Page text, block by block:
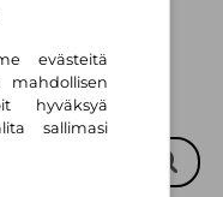
evästeitä
mahdollisen
hyväksyä
sallimasi